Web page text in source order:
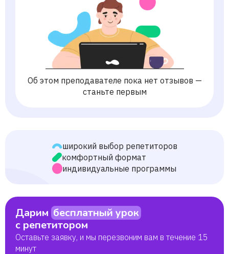
Об этом преподавателе пока нет отзывов —
станьте первым
широкий выбор репетиторов
комфортный формат
индивидуальные программы
Дарим бесплатный урок
с репетитором
Оставьте заявку, и мы перезвоним вам в течение 15
минут